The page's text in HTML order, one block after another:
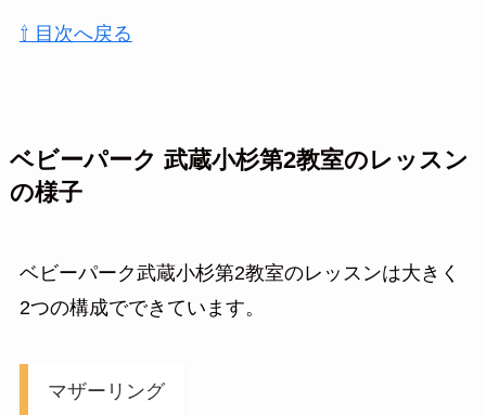
⇧ 目次へ戻る
ベビーパーク 武蔵小杉第2教室のレッスン
の様子
ベビーパーク武蔵小杉第2教室のレッスンは大きく
2つの構成でできています。
マザーリング